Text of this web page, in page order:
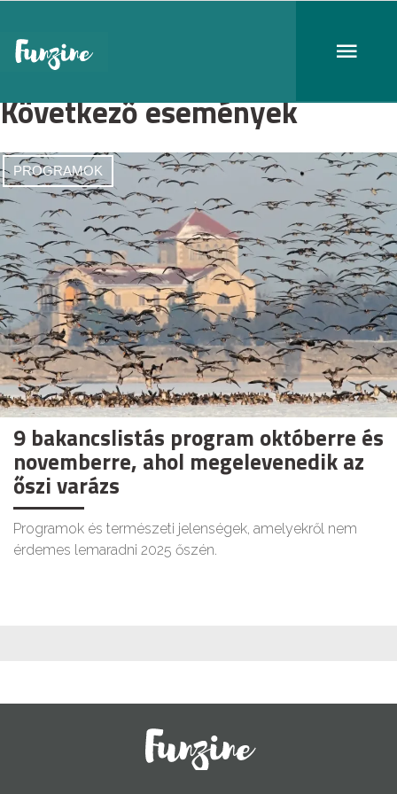
Következő események
PROGRAMOK
9 bakancslistás program októberre és
novemberre, ahol megelevenedik az
őszi varázs
Programok és természeti jelenségek, amelyekről nem
érdemes lemaradni 2025 őszén.